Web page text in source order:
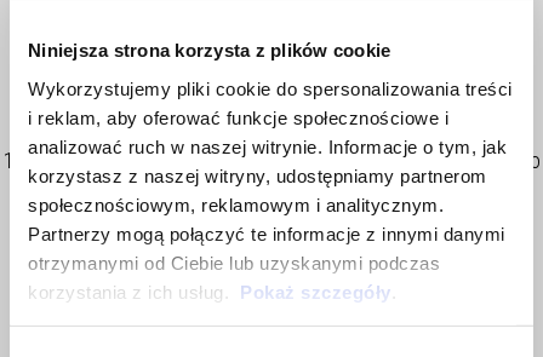
Niniejsza strona korzysta z plików cookie
Wykorzystujemy pliki cookie do spersonalizowania treści
i reklam, aby oferować funkcje społecznościowe i
analizować ruch w naszej witrynie. Informacje o tym, jak
korzystasz z naszej witryny, udostępniamy partnerom
społecznościowym, reklamowym i analitycznym.
Partnerzy mogą połączyć te informacje z innymi danymi
otrzymanymi od Ciebie lub uzyskanymi podczas
korzystania z ich usług. Pokaż szczegóły
BLACK
100% cotton T-shirt Moto Guzzi «the clan» print on the front Moto
Guzzi print on the back Tricolor "the clan" logo